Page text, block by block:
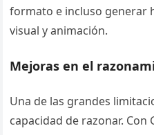
formato e incluso generar
visual y animación.
Mejoras en el
Una de las grandes
capacidad de razonar. Con